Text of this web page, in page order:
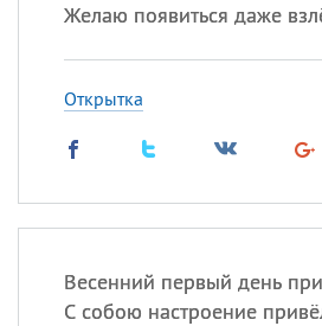
Желаю появиться даже
Открытка
Весенний первый день
С собою настроение